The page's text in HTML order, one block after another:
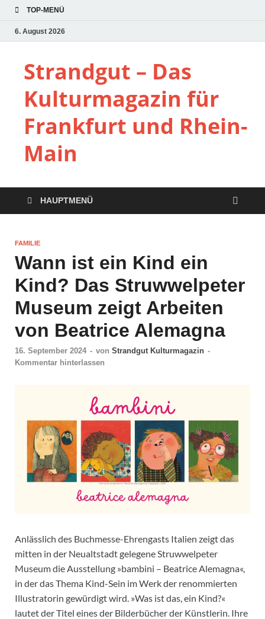
TOP-MENÜ
6. August 2026
Strandgut – Das
Kulturmagazin für
Frankfurt und Rhein-
Main
HAUPTMENÜ
FAMILIE
Wann ist ein Kind ein
Kind? Das Struwwelpeter
Museum zeigt Arbeiten
von Beatrice Alemagna
16. September 2024 - von Strandgut Kulturmagazin -
Kommentar hinterlassen
Anlässlich des Buchmesse-Ehrengasts Italien zeigt das
mitten in der Neualtstadt gelegene Struwwelpeter
Museum die Ausstellung »bambini – Beatrice Alemagna«,
in der das Thema Kind-Sein im Werk der renommierten
Illustratorin gewürdigt wird. »Was ist das, ein Kind?«
lautet der Titel eines der Bilderbücher der Künstlerin. Ihre